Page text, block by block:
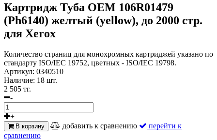
Картридж Туба OEM 106R01479
(Ph6140) желтый (yellow), до 2000 стр.
для Xerox
Количество страниц для монохромных картриджей указано по
стандарту ISO/IEC 19752, цветных - ISO/IEC 19798.
Артикул: 0340510
Наличие: 18 шт.
2 505 тг.
-
+
В корзину добавить к сравнению
перейти к
сравнению